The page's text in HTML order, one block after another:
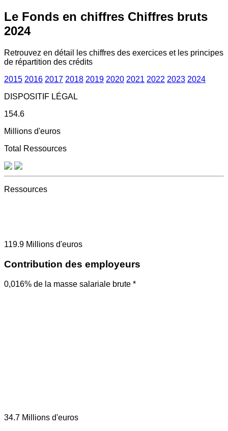
Le Fonds en chiffres Chiffres bruts
2024
Retrouvez en détail les chiffres des exercices et les principes
de répartition des crédits
2015 2016 2017 2018 2019 2020 2021 2022 2023 2024
DISPOSITIF LÉGAL
154.6
Millions d'euros
Total Ressources
Ressources
119.9 Millions d'euros
Contribution des employeurs
0,016% de la masse salariale brute *
34.7 Millions d'euros